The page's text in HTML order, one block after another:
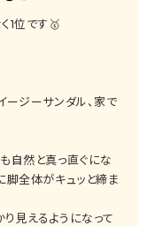
1位です🥇
ージーサンダル、家で
自然と真っ直ぐにな
脚全体がキュッと締ま
見えるようになって